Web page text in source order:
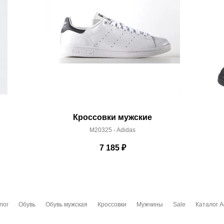
Кроссовки мужские
M20325 - Adidas
7 185₽
Обувь Обувь мужская Кроссовки Мужчины Sale Каталог